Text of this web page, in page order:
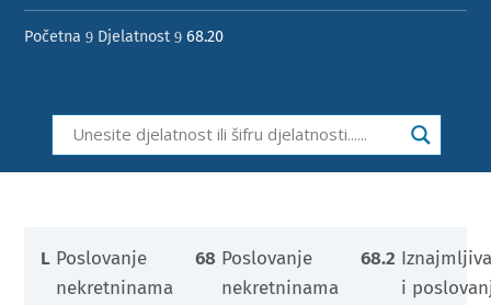
Početna 9 Djelatnost 9 68.20
L Poslovanje
nekretninama
68 Poslovanje
nekretninama
68.2
i